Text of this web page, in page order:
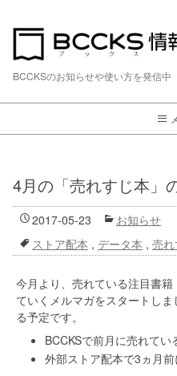
BCCKSのお知らせや使い方を発信中
4月の「売れすじ本」
2017-05-23
お知らせ
ストア配本 , データ本 , 売れ
今月より、売れている注目書籍
ていくメルマガをスタートし
る予定です。
BCCKSで前月に売れてい
外部ストア配本で3ヵ月